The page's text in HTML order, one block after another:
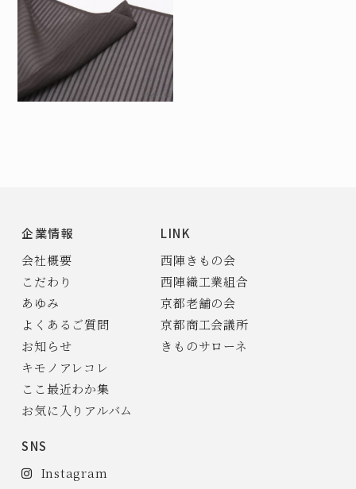
企業情報
会社概要
こだわり
あゆみ
よくあるご質問
お知らせ
キモノアレコレ
ここ最近わか集
お気に入りアルバム
SNS
Instagram
LINK
西陣きもの会
西陣織工業組合
京都老舗の会
京都商工会議所
きものサローネ